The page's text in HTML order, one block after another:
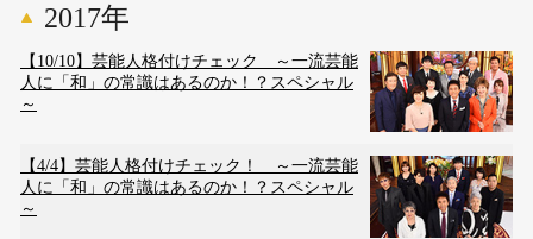
2017年
【10/10】芸能人格付けチェック ～一流芸能
人に「和」の常識はあるのか！？スペシャル
～
【4/4】芸能人格付けチェック！ ～一流芸能
人に「和」の常識はあるのか！？スペシャル
～